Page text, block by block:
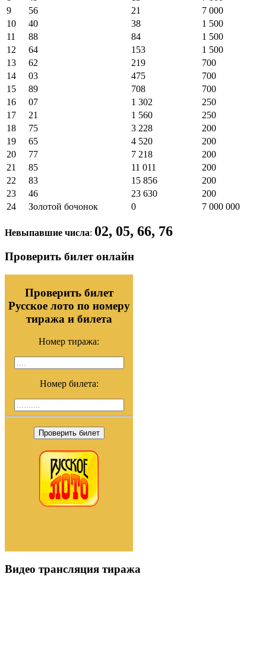
9
56 21
7 000
10
40 38
1 500
11
88 84
1 500
12
64 153
1 500
13
62 219
700
14
03 475
700
15
89 708
700
16
07 1 302
250
17
21 1 560
250
18
75 3 228
200
19
65 4 520
200
20
77 7 218
200
21
85 11 011
200
22
83 15 856
200
23
46 23 630
200
24
Золотой бочонок 0 7 000 000
Невыпавшие числа: 02, 05, 66, 76
Проверить билет онлайн
Проверить билет
Русское лото по номеру
тиража и билета
Номер тиража:
Номер билета:
Проверить билет
Видео трансляция тиража